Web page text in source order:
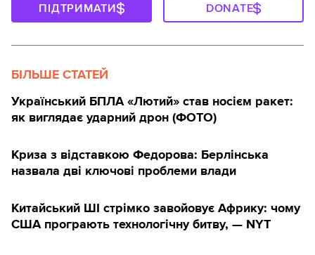
ПІДТРИМАТИ DONATE
БІЛЬШЕ СТАТЕЙ
Український БПЛА «Лютий» став носієм ракет:
як виглядає ударний дрон (ФОТО)
Криза з відставкою Федорова: Берлінська
назвала дві ключові проблеми влади
Китайський ШІ стрімко завойовує Африку: чому
США програють технологічну битву, — NYT